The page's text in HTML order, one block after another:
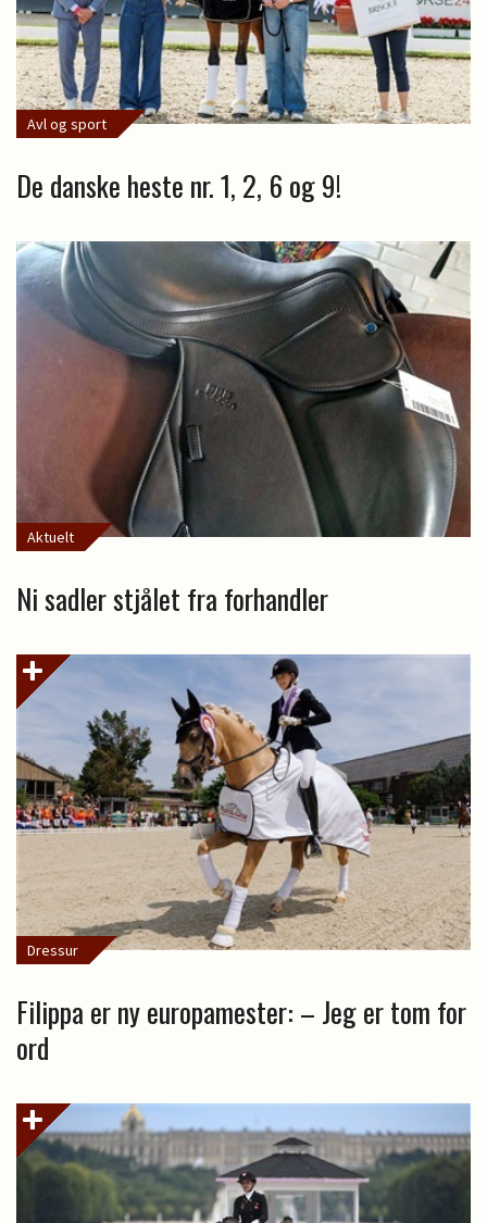
Avl og sport
De danske heste nr. 1, 2, 6 og 9!
Aktuelt
Ni sadler stjålet fra forhandler
Dressur
Filippa er ny europamester: – Jeg er tom for
ord